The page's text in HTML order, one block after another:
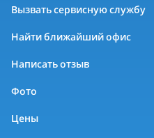
Вызвать сервисную службу
Найти ближайший офис
Написать отзыв
Фото
Цены